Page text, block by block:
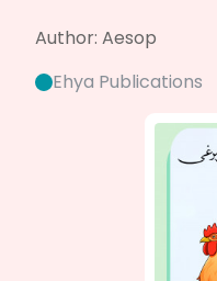
Author: Aesop
Ehya Publications